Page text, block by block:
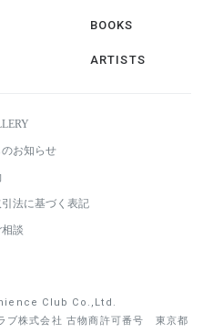
BOOKS
ARTISTS
お知らせ
法に基づく表記
談
Club Co.,Ltd.
ブ株式会社 古物商許可番号 東京都